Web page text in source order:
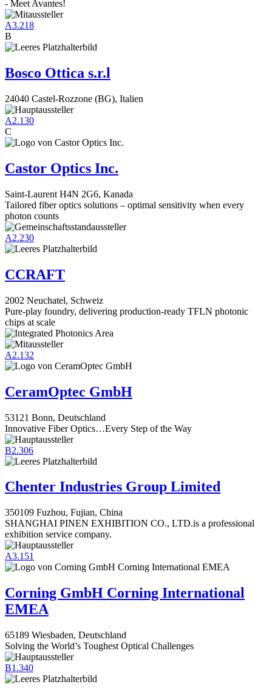
- Meet Avantes!
A3.218
B
Bosco Ottica s.r.l
24040 Castel-Rozzone (BG), Italien
A2.130
C
Castor Optics Inc.
Saint-Laurent H4N 2G6, Kanada
Tailored fiber optics solutions – optimal sensitivity when every
photon counts
A2.230
CCRAFT
2002 Neuchatel, Schweiz
Pure-play foundry, delivering production-ready TFLN photonic
chips at scale
A2.132
CeramOptec GmbH
53121 Bonn, Deutschland
Innovative Fiber Optics…Every Step of the Way
B2.306
Chenter Industries Group Limited
350109 Fuzhou, Fujian, China
SHANGHAI PINEN EXHIBITION CO., LTD.is a professional
exhibition service company.
A3.151
Corning GmbH Corning International
EMEA
65189 Wiesbaden, Deutschland
Solving the World’s Toughest Optical Challenges
B1.340